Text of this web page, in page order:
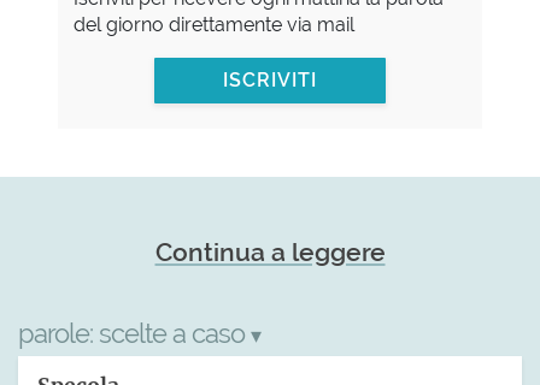
del giorno direttamente via mail
ISCRIVITI
Continua a leggere
parole: scelte a caso ▾